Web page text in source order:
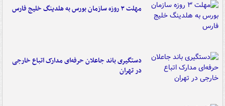
مهلت ۳ روزه سازمان بورس به هلدینگ خلیج فارس
دستگیری باند جاعلان حرفه‌ای مدارک اتباع خارجی
در تهران